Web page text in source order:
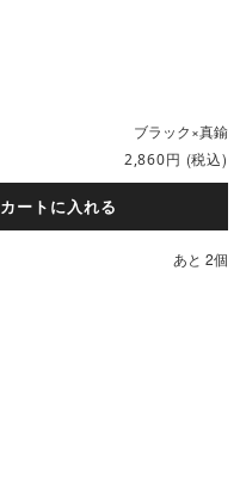
ブラック×真鍮
2,860円 (税込)
カートに入れる
あと 2個